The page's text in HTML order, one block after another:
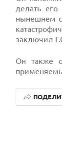
делать
нынешнем
заключил
Он также